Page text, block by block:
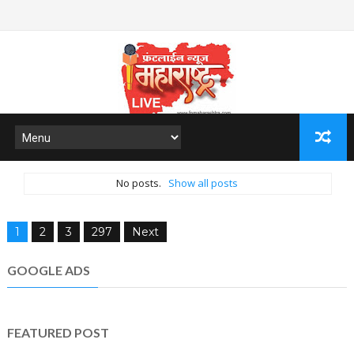
No posts. Show all posts
1 2 3 297 Next
GOOGLE ADS
FEATURED POST